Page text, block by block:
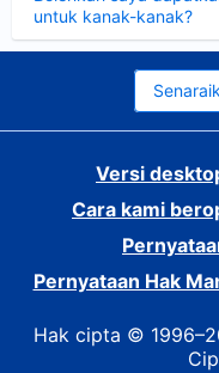
untuk kanak-kanak?
Versi
Cara kami
Pernyataan Hak
Hak cipta ©